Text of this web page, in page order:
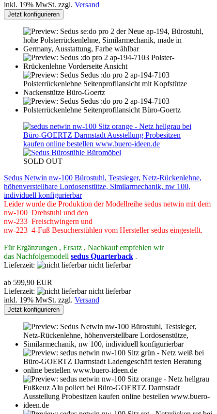
inkl. 19% MwSt. zzgl. Versand
Jetzt konfigurieren
SOLD OUT
Sedus Netwin nw-100 Bürostuhl, Testsieger, Netz-Rückenlehne,
höhenverstellbare Lordosenstütze, Similarmechanik, nw 100,
individuell konfigurierbar
Leider wurde die Produktion der Modellreihe sedus netwin mit dem
nw-100 Drehstuhl und den
nw-233 Freischwingern und
nw-223 4-Fuß Besucherstühlen vom Hersteller sedus eingestellt.
Für Ergänzungen , Ersatz , Nachkauf empfehlen wir
das Nachfolgemodell sedus Quarterback .
Lieferzeit:
nicht lieferbar
ab 599,90 EUR
Lieferzeit:
nicht lieferbar
inkl. 19% MwSt. zzgl. Versand
Jetzt konfigurieren